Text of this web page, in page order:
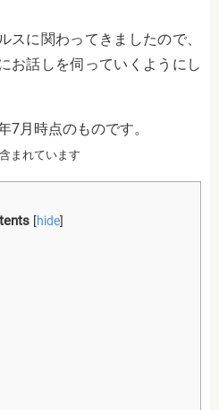
スに関わってきましたので、
お話しを伺っていくようにし
月時点のものです。
まれています
[hide]